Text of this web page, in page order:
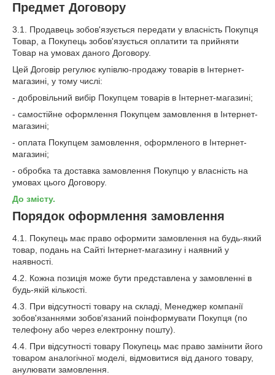
Предмет Договору
3.1. Продавець зобов'язується передати у власність Покупця
Товар, а Покупець зобов'язується оплатити та прийняти
Товар на умовах даного Договору.
Цей Договір регулює купівлю-продажу товарів в Інтернет-
магазині, у тому числі:
- добровільний вибір Покупцем товарів в Інтернет-магазині;
- самостійне оформлення Покупцем замовлення в Інтернет-
магазині;
- оплата Покупцем замовлення, оформленого в Інтернет-
магазині;
- обробка та доставка замовлення Покупцю у власність на
умовах цього Договору.
До змісту.
Порядок оформлення замовлення
4.1. Покупець має право оформити замовлення на будь-який
товар, подань на Сайті Інтернет-магазину і наявний у
наявності.
4.2. Кожна позиція може бути представлена у замовленні в
будь-якій кількості.
4.3. При відсутності товару на складі, Менеджер компанії
зобов'язаннями зобов'язаний поінформувати Покупця (по
телефону або через електронну пошту).
4.4. При відсутності товару Покупець має право замінити його
товаром аналогічної моделі, відмовитися від даного товару,
анулювати замовлення.